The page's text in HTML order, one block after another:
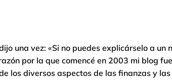
una vez: «Si no puedes explicárselo a un
por la que comencé en 2003 mi blog
los diversos aspectos de las finanzas y